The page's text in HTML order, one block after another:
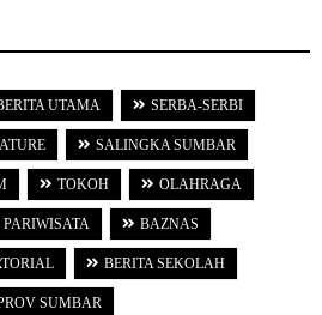
UTAMA SERBA-SERBI
SALINGKA SUMBAR
TOKOH OLAHRAGA
PARIWISATA BAZNAS
BERITA SEKOLAH
SUMBAR